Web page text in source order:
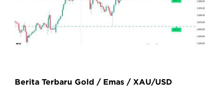
Berita Terbaru Gold / Emas / XAU/USD